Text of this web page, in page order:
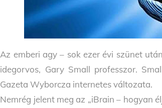
Az emberi agy – sok ezer évi szünet
idegorvos, Gary Small professzor.
Gazeta Wyborcza internetes változata.
Nemrég jelent meg az „iBrain – hogyan